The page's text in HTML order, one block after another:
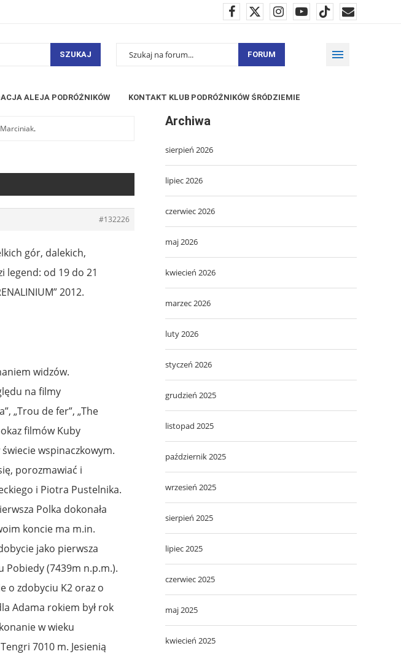
SZUKAJ FORUM
ALEJA PODRÓŻNIKÓW KONTAKT KLUB PODRÓŻNIKÓW ŚRÓDZIEMIE
.
#132226
gór, dalekich,
legend: od 19 do 21
2012.
widzów.
na filmy
„Trou de fer”, „The
filmów Kuby
wspinaczkowym.
porozmawiać i
i Piotra Pustelnika.
Polka dokonała
koncie ma m.in.
jako pierwsza
Pobiedy (7439m n.p.m.).
o zdobyciu K2 oraz o
Adama rokiem był rok
w wieku
7010 m. Jesienią
Archiwa
sierpień 2026
lipiec 2026
czerwiec 2026
maj 2026
kwiecień 2026
marzec 2026
luty 2026
styczeń 2026
grudzień 2025
listopad 2025
październik 2025
wrzesień 2025
sierpień 2025
lipiec 2025
czerwiec 2025
maj 2025
kwiecień 2025